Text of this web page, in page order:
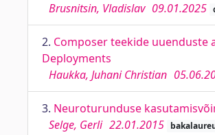
Brusnitsin, Vladislav 09.01.2025
2. Composer teekide uuenduste
Deployments
Haukka, Juhani Christian
3. Neuroturunduse
Selge, Gerli 22.01.2015